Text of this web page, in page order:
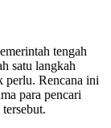
tengah
satu langkah
perlu. Rencana ini
para pencari